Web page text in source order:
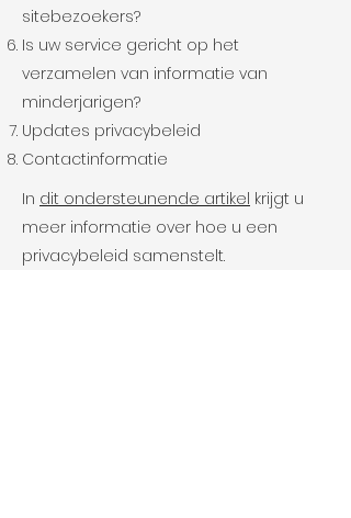
sitebezoekers?
Is uw service gericht op het
verzamelen van informatie van
minderjarigen?
Updates privacybeleid
Contactinformatie
In dit ondersteunende artikel krijgt u
meer informatie over hoe u een
privacybeleid samenstelt.